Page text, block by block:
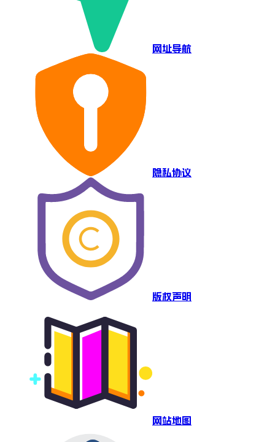
网址导航
隐私协议
版权声明
网站地图